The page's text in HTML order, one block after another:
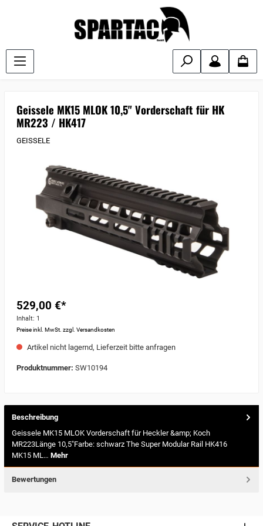
Geissele MK15 MLOK 10,5" Vorderschaft für HK
MR223 / HK417
GEISSELE
529,00 €*
Inhalt: 1
Preise inkl. MwSt. zzgl. Versandkosten
Artikel nicht lagernd, Lieferzeit bitte anfragen
Produktnummer: SW10194
Beschreibung
Geissele MK15 MLOK Vorderschaft für Heckler &amp; Koch
MR223Länge 10,5"Farbe: schwarz The Super Modular Rail HK416
MK15 ML… Mehr
Bewertungen